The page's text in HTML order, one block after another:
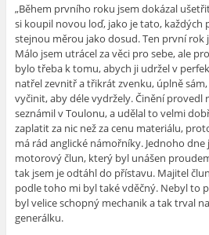
„Během prvního roku jsem dokázal
si koupil novou loď, jako je tato, každých
stejnou měrou jako dosud. Ten první rok
Málo jsem utrácel za věci pro sebe, ale
bylo třeba k tomu, abych ji udržel v
natřel zevnitř a třikrát zvenku, úplně
vyčinit, aby déle vydržely. Činění provedl
seznámil v Toulonu, a udělal to velmi
zaplatit za nic než za cenu materiálu,
má rád anglické námořníky. Jednoho
motorový člun, který byl unášen
tak jsem je odtáhl do přístavu. Majitel
podle toho mi byl také vděčný. Nebyl to
byl velice schopný mechanik a tak trval
generálku.